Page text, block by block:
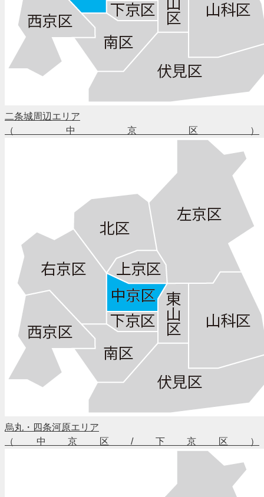
二条城周辺エリア
（中京区）
烏丸・四条河原エリア
（中京区/下京区）